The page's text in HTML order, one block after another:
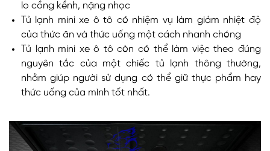
lo cồng kềnh, nặng nhọc
Tủ lạnh mini xe ô tô có nhiệm vụ làm giảm nhiệt độ
của thức ăn và thức uống một cách nhanh chóng
Tủ lạnh mini xe ô tô còn có thể làm việc theo đúng
nguyên tắc của một chiếc tủ lạnh thông thường,
nhằm giúp người sử dụng có thể giữ thực phẩm hay
thức uống của mình tốt nhất.